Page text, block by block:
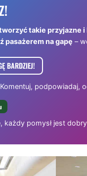
takie przyjazne
pasażerem na gapę –
BARDZIEJ!
Komentuj, podpowiadaj,
każdy pomysł jest